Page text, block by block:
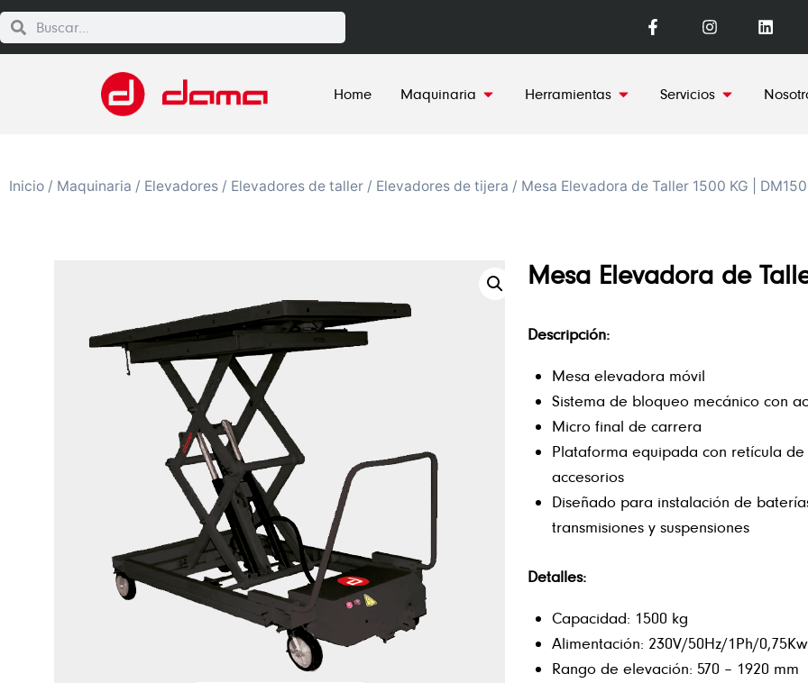
Home Maquinaria Herramientas Servicios
Inicio / Maquinaria / Elevadores / Elevadores de taller / Elevadores de tijera / Mesa Elevadora de Taller 1500 KG |
Mesa Elevadora de
Descripción:
Mesa elevadora móvil
Sistema de bloqueo mecánico con
Micro final de carrera
Plataforma equipada con retícula
accesorios
Diseñado para instalación de
transmisiones y suspensiones
Detalles:
Capacidad: 1500 kg
Alimentación: 230V/50Hz/1Ph/0,75Kw
Rango de elevación: 570 – 1920 mm